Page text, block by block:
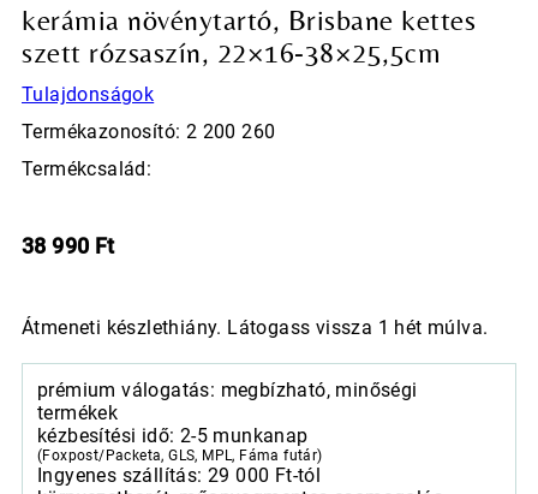
kerámia növénytartó, Brisbane kettes
szett rózsaszín, 22×16-38×25,5cm
Tulajdonságok
Termékazonosító: 2 200 260
Termékcsalád:
38 990 Ft
Átmeneti készlethiány. Látogass vissza 1 hét múlva.
prémium válogatás: megbízható, minőségi
termékek
kézbesítési idő: 2-5 munkanap
(Foxpost/Packeta, GLS, MPL, Fáma futár)
Ingyenes szállítás: 29 000 Ft-tól